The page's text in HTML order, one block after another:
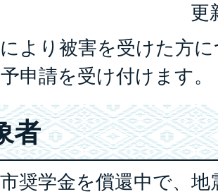
更
より被害を受けた方
申請を受け付けます。
者
奨学金を償還中で、